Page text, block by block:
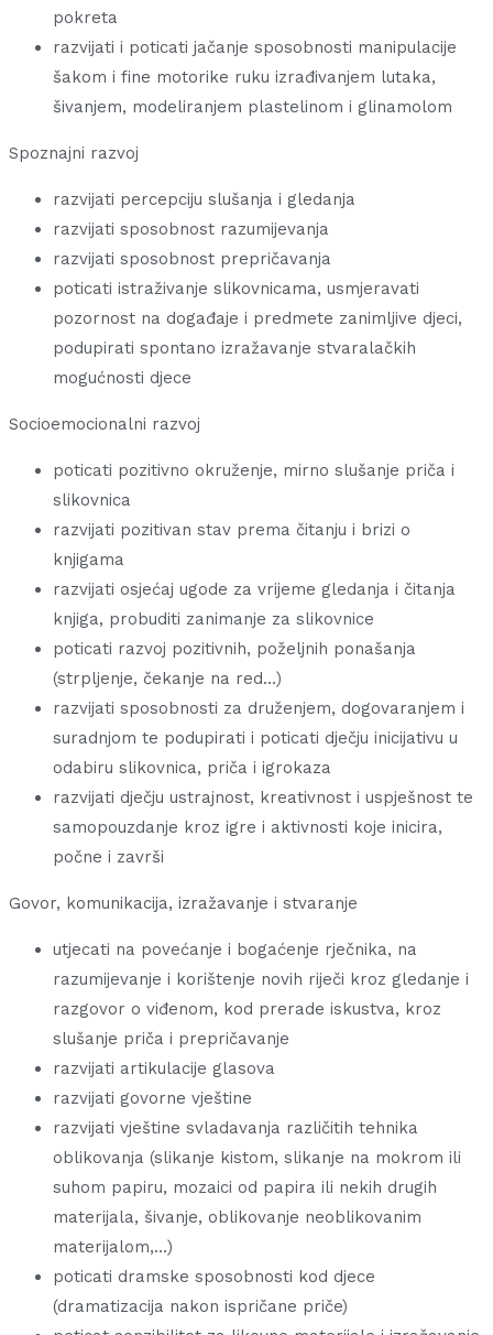
pokreta
razvijati i poticati jačanje sposobnosti manipulacije
šakom i fine motorike ruku izrađivanjem lutaka,
šivanjem, modeliranjem plastelinom i glinamolom
Spoznajni razvoj
razvijati percepciju slušanja i gledanja
razvijati sposobnost razumijevanja
razvijati sposobnost prepričavanja
poticati istraživanje slikovnicama, usmjeravati
pozornost na događaje i predmete zanimljive djeci,
podupirati spontano izražavanje stvaralačkih
mogućnosti djece
Socioemocionalni razvoj
poticati pozitivno okruženje, mirno slušanje priča i
slikovnica
razvijati pozitivan stav prema čitanju i brizi o
knjigama
razvijati osjećaj ugode za vrijeme gledanja i čitanja
knjiga, probuditi zanimanje za slikovnice
poticati razvoj pozitivnih, poželjnih ponašanja
(strpljenje, čekanje na red…)
razvijati sposobnosti za druženjem, dogovaranjem i
suradnjom te podupirati i poticati dječju inicijativu u
odabiru slikovnica, priča i igrokaza
razvijati dječju ustrajnost, kreativnost i uspješnost te
samopouzdanje kroz igre i aktivnosti koje inicira,
počne i završi
Govor, komunikacija, izražavanje i stvaranje
utjecati na povećanje i bogaćenje rječnika, na
razumijevanje i korištenje novih riječi kroz gledanje i
razgovor o viđenom, kod prerade iskustva, kroz
slušanje priča i prepričavanje
razvijati artikulacije glasova
razvijati govorne vještine
razvijati vještine svladavanja različitih tehnika
oblikovanja (slikanje kistom, slikanje na mokrom ili
suhom papiru, mozaici od papira ili nekih drugih
materijala, šivanje, oblikovanje neoblikovanim
materijalom,…)
poticati dramske sposobnosti kod djece
(dramatizacija nakon ispričane priče)